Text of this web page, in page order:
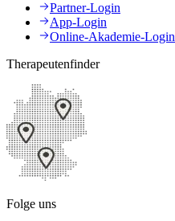
Partner-Login
App-Login
Online-Akademie-Login
Therapeutenfinder
Folge uns